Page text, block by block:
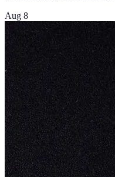
Aug 8